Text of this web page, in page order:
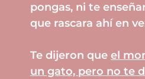
pongas, ni te
que rascara ahí en
Te dijeron que el
un gato, pero no te